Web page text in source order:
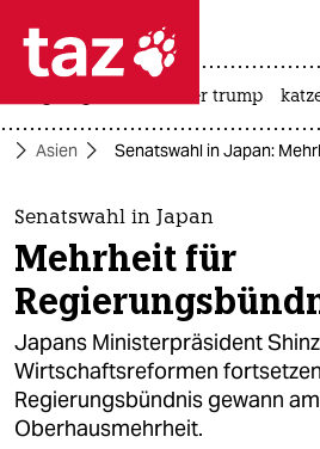
 taz zahl ich
taz zahl ich
themen
politik
öko
gesellschaft
kultur
usa unter trump
Asien Senatswahl in Japan:
Senatswahl in Japan
Mehrheit für
Japans Ministerpräsident
Wirtschaftsreformen
Regierungsbündnis gewann
Oberhausmehrheit.